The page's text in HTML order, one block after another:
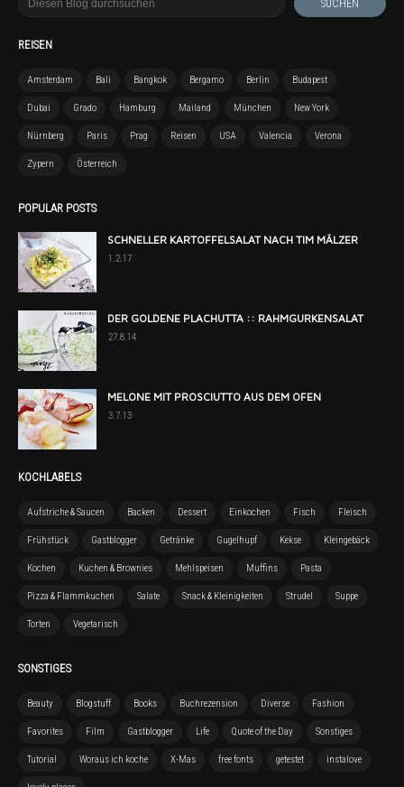
REISEN
Amsterdam Bali Bangkok Bergamo Berlin Budapest
Dubai Grado Hamburg Mailand München New York
Nürnberg Paris Prag Reisen USA Valencia Verona
Zypern Österreich
POPULAR POSTS
SCHNELLER KARTOFFELSALAT NACH TIM MÄLZER
1.2.17
DER GOLDENE PLACHUTTA :: RAHMGURKENSALAT
27.8.14
MELONE MIT PROSCIUTTO AUS DEM OFEN
3.7.13
KOCHLABELS
Aufstriche & Saucen Backen Dessert Einkochen Fisch Fleisch
Frühstück Gastblogger Getränke Gugelhupf Kekse Kleingebäck
Kochen Kuchen & Brownies Mehlspeisen Muffins Pasta
Pizza & Flammkuchen Salate Snack & Kleinigkeiten Strudel Suppe
Torten Vegetarisch
SONSTIGES
Beauty Blogstuff Books Buchrezension Diverse Fashion
Favorites Film Gastblogger Life Quote of the Day Sonstiges
Tutorial Woraus ich koche X-Mas free fonts getestet instalove